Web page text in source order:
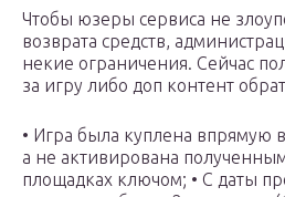
Чтобы юзеры сервиса не
возврата средств,
некие ограничения. Сейчас
за игру либо доп контент
• Игра была куплена впрямую
а не активирована
площадках ключом; • С даты